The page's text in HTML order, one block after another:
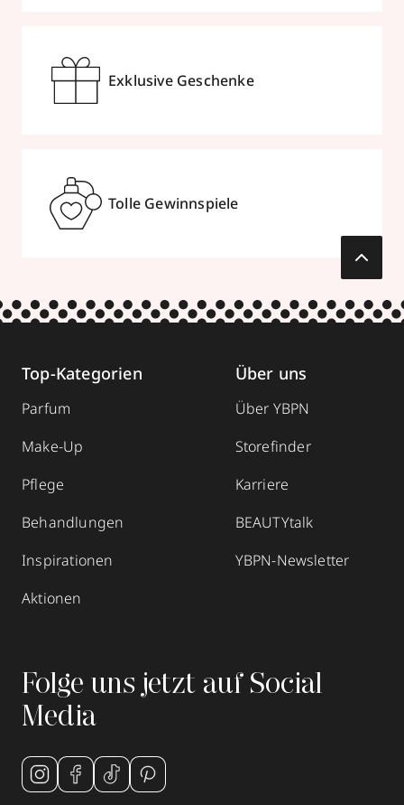
Exklusive Geschenke
Tolle Gewinnspiele
Top-Kategorien
Parfum
Make-Up
Pflege
Behandlungen
Inspirationen
Aktionen
Über uns
Über YBPN
Storefinder
Karriere
BEAUTYtalk
YBPN-Newsletter
Folge uns jetzt auf Social
Media